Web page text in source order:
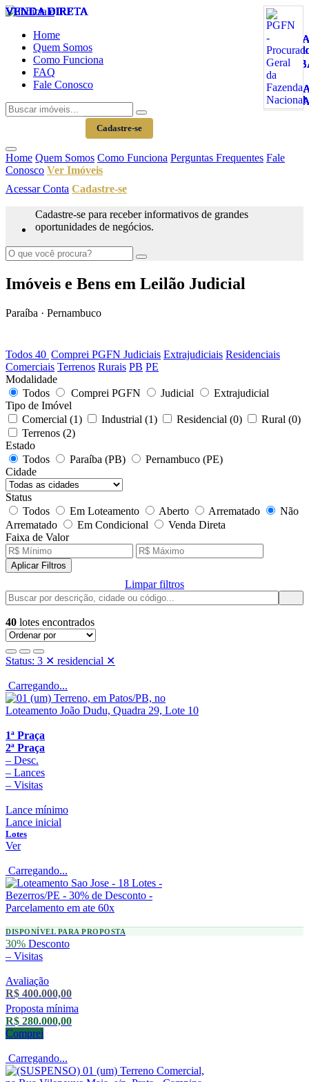
Home
Quem Somos
Como Funciona
FAQ
Fale Conosco
Cadastre-se
Home Quem Somos Como Funciona Perguntas Frequentes Fale
Conosco Ver Imóveis
Acessar Conta Cadastre-se
Cadastre-se para receber informativos de grandes
oportunidades de negócios.
Imóveis e Bens em Leilão Judicial
Paraíba · Pernambuco
Todos 40 Comprei PGFN Judiciais Extrajudiciais Residenciais
Comerciais Terrenos Rurais PB PE
Modalidade
Todos
Comprei PGFN Judicial
Extrajudicial
Tipo de Imóvel
Comercial (1) Industrial (1) Residencial (0) Rural (0)
Terrenos (2)
Estado
Todos
Paraíba (PB)
Pernambuco (PE)
Cidade
Status
Todos
Em Loteamento Aberto Arrematado
Não
Arrematado
Em Condicional
Venda Direta
Faixa de Valor
Aplicar Filtros
Limpar filtros
40 lotes encontrados
Status: 3 ✕ residencial ✕
Carregando...
1ª Praça
2ª Praça
– Desc.
– Lances
– Visitas
Lance mínimo
Lance inicial
Lotes
Ver
Carregando...
VENDA DIRETA
DISPONÍVEL PARA PROPOSTA
30% Desconto
– Visitas
Avaliação
R$ 400.000,00
Proposta mínima
R$ 280.000,00
Comprei
Carregando...
VENDA DIRETA
VENDA DIRETA
VENDA DIRETA
VENDA DIRETA
VENDA DIRETA
VENDA DIRETA
VENDA DIRETA
VENDA DIRETA
VENDA DIRETA
VENDA DIRETA
VENDA DIRETA
VENDA DIRETA
VENDA DIRETA
VENDA DIRETA
VENDA DIRETA
VENDA DIRETA
VENDA DIRETA
VENDA DIRETA
VENDA DIRETA
VENDA DIRETA
VENDA DIRETA